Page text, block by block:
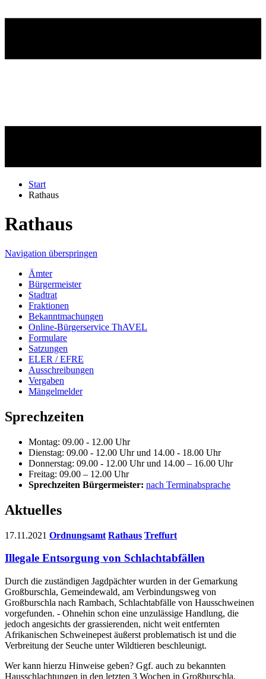
Start
Rathaus
Rathaus
Navigation überspringen
Ämter
Bürgermeister
Stadtrat
Fraktionen
Bekanntmachungen
Online-Bürgerservice ThAVEL
Formulare
Satzungen
ELER / EFRE
Ausschreibungen
Vergaben
Mängelmelder
Sprechzeiten
Montag: 09.00 - 12.00 Uhr
Dienstag: 09.00 - 12.00 Uhr und 14.00 - 18.00 Uhr
Donnerstag: 09.00 - 12.00 Uhr und 14.00 – 16.00 Uhr
Freitag: 09.00 – 12.00 Uhr
Sprechzeiten Bürgermeister: nach Terminabsprache
Aktuelles
17.11.2021 Ordnungsamt Rathaus Treffurt
Illegale Entsorgung von Schlachtabfällen
Durch die zuständigen Jagdpächter wurden in der Gemarkung
Großburschla, Gemeindewald, am Verbindungsweg von
Großburschla nach Rambach, Schlachtabfälle von Hausschweinen
vorgefunden. - Ohnehin schon eine unzulässige Handlung, die
jedoch angesichts der grassierenden, nicht weit entfernten
Afrikanischen Schweinepest äußerst problematisch ist und die
Verbreitung der Seuche unter Wildtieren beschleunigt.
Wer kann hierzu Hinweise geben? Ggf. auch zu bekannten
Hausschlachtungen in den letzten 3 Wochen in Großburschla,